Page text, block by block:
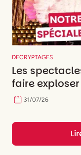
DECRYPTAGES
Les
faire
31/07/26